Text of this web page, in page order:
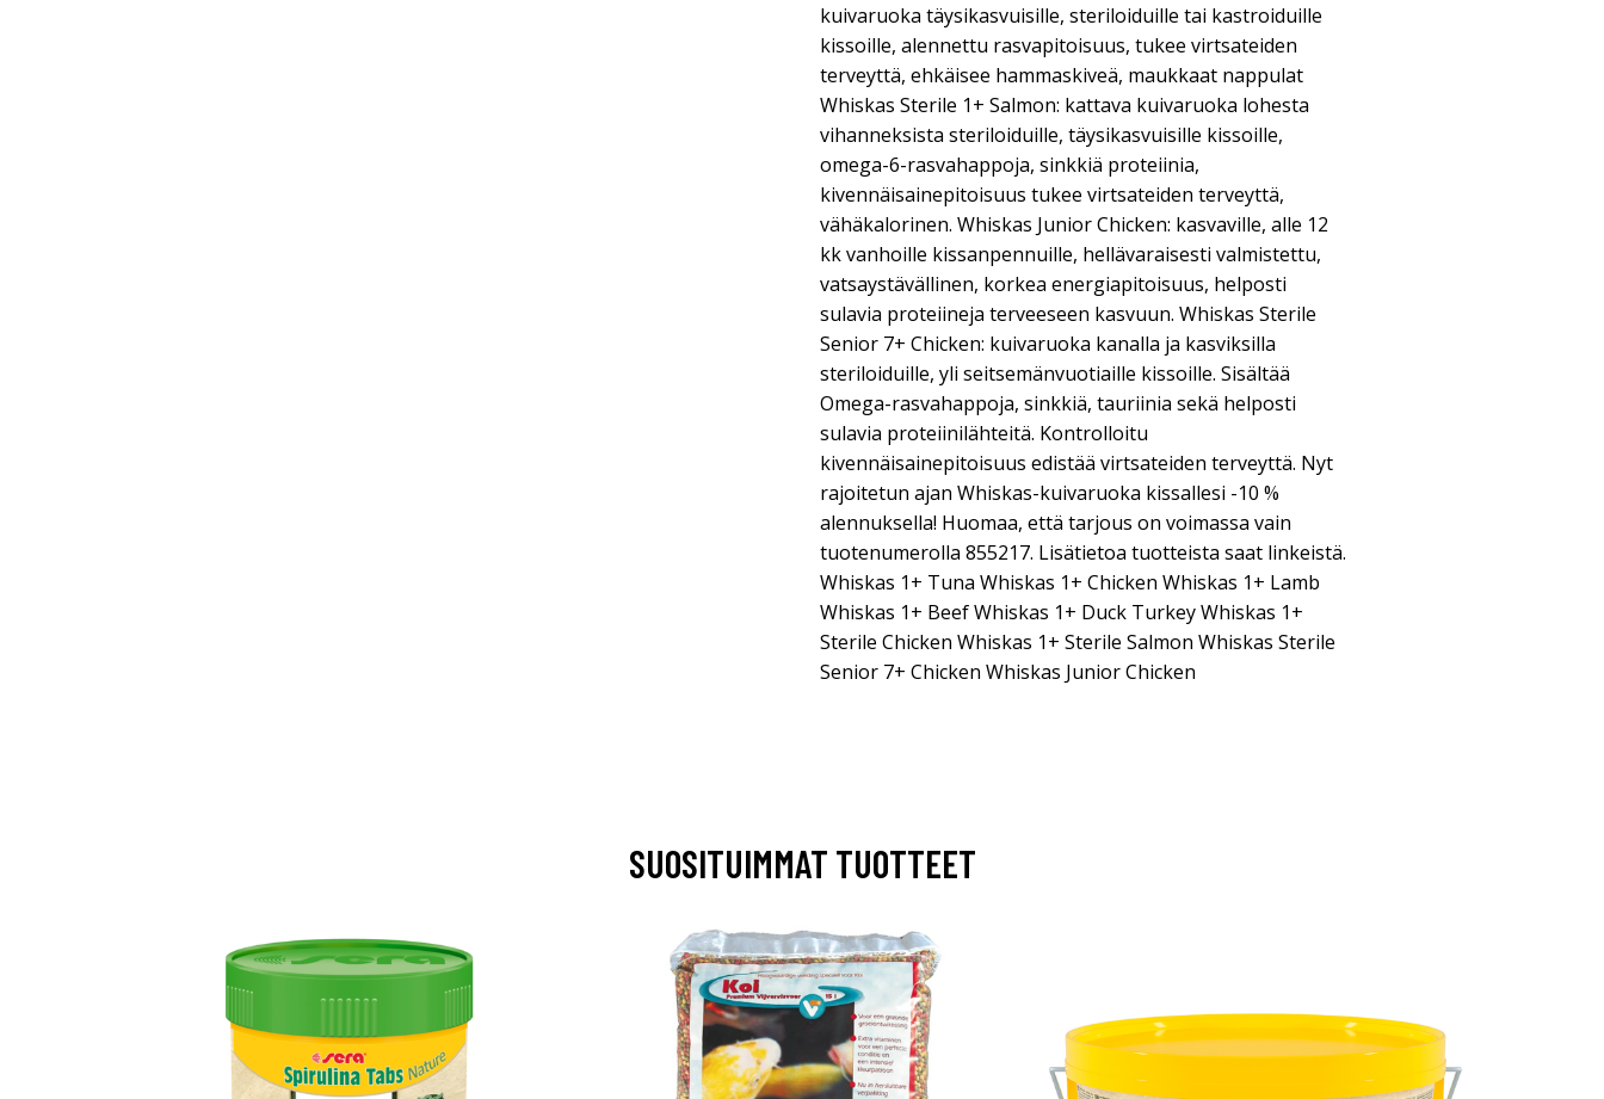
kuivaruoka täysikasvuisille, steriloiduille tai kastroiduille
kissoille, alennettu rasvapitoisuus, tukee virtsateiden
terveyttä, ehkäisee hammaskiveä, maukkaat nappulat
Whiskas Sterile 1+ Salmon: kattava kuivaruoka lohesta
vihanneksista steriloiduille, täysikasvuisille kissoille,
omega-6-rasvahappoja, sinkkiä proteiinia,
kivennäisainepitoisuus tukee virtsateiden terveyttä,
vähäkalorinen. Whiskas Junior Chicken: kasvaville, alle 12
kk vanhoille kissanpennuille, hellävaraisesti valmistettu,
vatsaystävällinen, korkea energiapitoisuus, helposti
sulavia proteiineja terveeseen kasvuun. Whiskas Sterile
Senior 7+ Chicken: kuivaruoka kanalla ja kasviksilla
steriloiduille, yli seitsemänvuotiaille kissoille. Sisältää
Omega-rasvahappoja, sinkkiä, tauriinia sekä helposti
sulavia proteiinilähteitä. Kontrolloitu
kivennäisainepitoisuus edistää virtsateiden terveyttä. Nyt
rajoitetun ajan Whiskas-kuivaruoka kissallesi -10 %
alennuksella! Huomaa, että tarjous on voimassa vain
tuotenumerolla 855217. Lisätietoa tuotteista saat linkeistä.
Whiskas 1+ Tuna Whiskas 1+ Chicken Whiskas 1+ Lamb
Whiskas 1+ Beef Whiskas 1+ Duck Turkey Whiskas 1+
Sterile Chicken Whiskas 1+ Sterile Salmon Whiskas Sterile
Senior 7+ Chicken Whiskas Junior Chicken
SUOSITUIMMAT TUOTTEET